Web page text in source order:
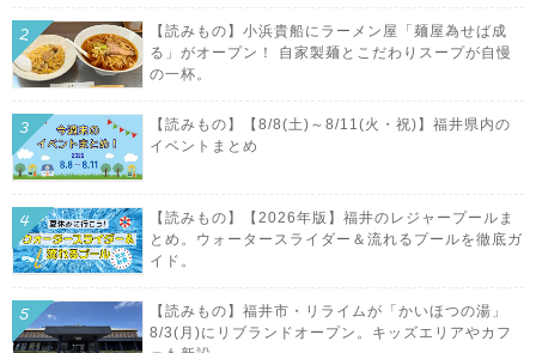
【読みもの】小浜貴船にラーメン屋「麺屋為せば成
る」がオープン！ 自家製麺とこだわりスープが自慢
の一杯。
【読みもの】【8/8(土)～8/11(火・祝)】福井県内の
イベントまとめ
【読みもの】【2026年版】福井のレジャープールま
とめ。ウォータースライダー＆流れるプールを徹底ガ
イド。
【読みもの】福井市・リライムが「かいほつの湯」
8/3(月)にリブランドオープン。キッズエリアやカフ